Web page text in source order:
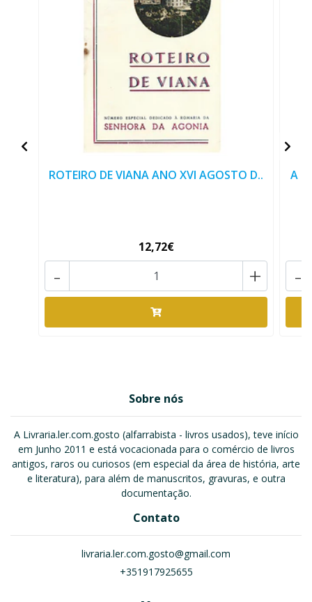
ROTEIRO DE VIANA ANO XVI AGOSTO D..
12,72€
+
-
A
-
Sobre nós
A Livraria.ler.com.gosto (alfarrabista - livros usados), teve início
em Junho 2011 e está vocacionada para o comércio de livros
antigos, raros ou curiosos (em especial da área de história, arte
e literatura), para além de manuscritos, gravuras, e outra
documentação.
Contato
livraria.ler.com.gosto@gmail.com
+351917925655